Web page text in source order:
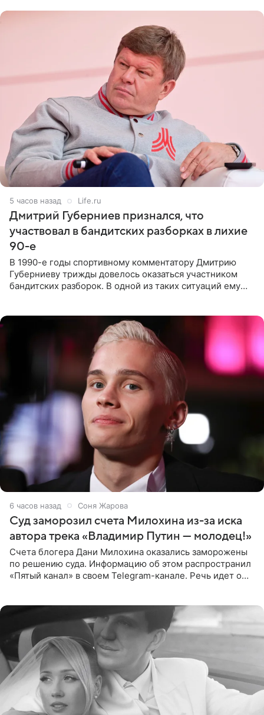
5 часов назад Life.ru
Дмитрий Губерниев признался, что
участвовал в бандитских разборках в лихие
90-е
В 1990-е годы спортивному комментатору Дмитрию
Губерниеву трижды довелось оказаться участником
бандитских разборок. В одной из таких ситуаций ему
6 часов назад Соня Жарова
Суд заморозил счета Милохина из-за иска
автора трека «Владимир Путин — молодец!»
Счета блогера Дани Милохина оказались заморожены
по решению суда. Информацию об этом распространил
«Пятый канал» в своем Telegram-канале. Речь идет о